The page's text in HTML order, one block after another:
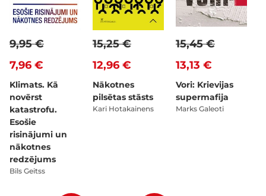
7,96 €
9,95 €
Klimats. Kā
novērst
katastrofu.
Esošie
risinājumi un
nākotnes
redzējums
Bils Geitss
12,96 €
15,25 €
Nākotnes
pilsētas stāsts
Kari Hotakainens
13,13 €
15,45 €
Vori: Krievijas
supermafija
Marks Galeoti